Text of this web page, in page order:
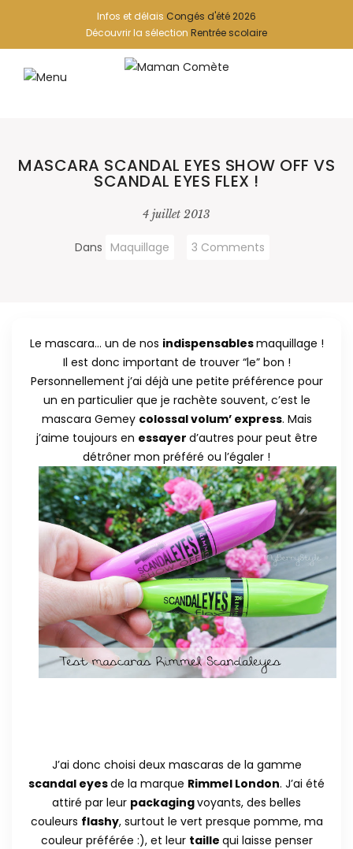
Infos et délais Congés d'été 2026
Découvrir la sélection Rentrée scolaire
MASCARA SCANDAL EYES SHOW OFF VS
SCANDAL EYES FLEX !
4 juillet 2013
Dans Maquillage 3 Comments
Le mascara… un de nos indispensablesmaquillage !
Il est donc important de trouver “le” bon !
Personnellement j’ai déjà une petite préférence pour
un en particulier que je rachète souvent, c’est le
mascara Gemey colossal volum’ express. Mais
j’aime toujours en essayer d’autres pour peut être
détrôner mon préféré ou l’égaler !
J’ai donc choisi deux mascaras de la gamme
scandal eyesde la marque Rimmel London. J’ai été
attiré par leur packagingvoyants, des belles
couleurs flashy, surtout le vert presque pomme, ma
couleur préférée :), et leur taille qui laisse penser